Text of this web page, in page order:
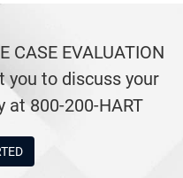
CASE EVALUATION
to discuss your
at 800-200-HART